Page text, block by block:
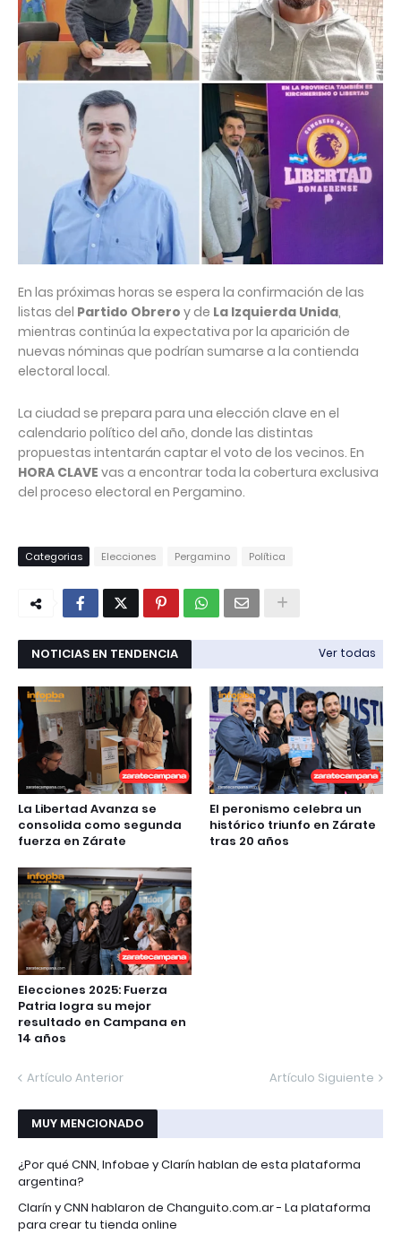
En las próximas horas se espera la confirmación de las
listas del Partido Obrero y de La Izquierda Unida,
mientras continúa la expectativa por la aparición de
nuevas nóminas que podrían sumarse a la contienda
electoral local.
La ciudad se prepara para una elección clave en el
calendario político del año, donde las distintas
propuestas intentarán captar el voto de los vecinos. En
HORA CLAVE vas a encontrar toda la cobertura exclusiva
del proceso electoral en Pergamino.
Categorias Elecciones Pergamino Política
NOTICIAS EN TENDENCIA Ver todas
La Libertad Avanza se
consolida como segunda
fuerza en Zárate
El peronismo celebra un
histórico triunfo en Zárate
tras 20 años
Elecciones 2025: Fuerza
Patria logra su mejor
resultado en Campana en
14 años
Artículo Anterior Artículo Siguiente
MUY MENCIONADO
¿Por qué CNN, Infobae y Clarín hablan de esta plataforma
argentina?
Clarín y CNN hablaron de Changuito.com.ar - La plataforma
para crear tu tienda online